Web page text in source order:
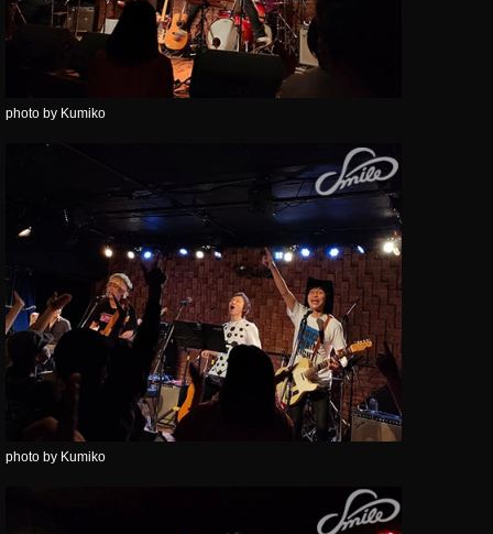
photo by Kumiko
photo by Kumiko